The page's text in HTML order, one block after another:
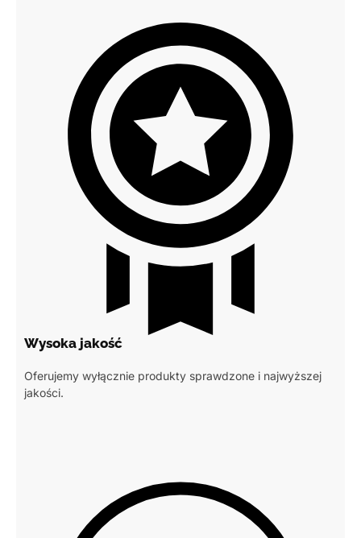
Wysoka jakość
Oferujemy wyłącznie produkty sprawdzone i najwyższej
jakości.